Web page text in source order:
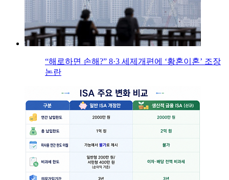
“해로하면 손해?” 8·3 세제개편에 ‘황혼이혼’ 조장
논란